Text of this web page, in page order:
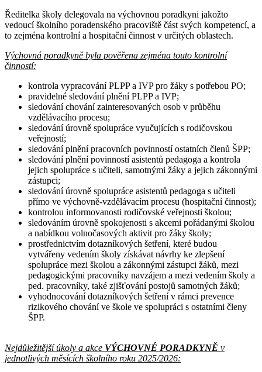
Ředitelka školy delegovala na výchovnou poradkyni jakožto
vedoucí školního poradenského pracoviště část svých kompetencí, a
to zejména kontrolní a hospitační činnost v určitých oblastech.
Výchovná poradkyně byla pověřena zejména touto kontrolní
činností:
kontrola vypracování PLPP a IVP pro žáky s potřebou PO;
pravidelné sledování plnění PLPP a IVP;
sledování chování zainteresovaných osob v průběhu
vzdělávacího procesu;
sledování úrovně spolupráce vyučujících s rodičovskou
veřejností;
sledování plnění pracovních povinností ostatních členů ŠPP;
sledování plnění povinností asistentů pedagoga a kontrola
jejich spolupráce s učiteli, samotnými žáky a jejich zákonnými
zástupci;
sledování úrovně spolupráce asistentů pedagoga s učiteli
přímo ve výchovně-vzdělávacím procesu (hospitační činnost);
kontrolou informovanosti rodičovské veřejnosti školou;
sledováním úrovně spokojenosti s akcemi pořádanými školou
a nabídkou volnočasových aktivit pro žáky školy;
prostřednictvím dotazníkových šetření, které budou
vytvářeny vedením školy získávat návrhy ke zlepšení
spolupráce mezi školou a zákonnými zástupci žáků, mezi
pedagogickými pracovníky navzájem a mezi vedením školy a
ped. pracovníky, také zjišťování postojů samotných žáků;
vyhodnocování dotazníkových šetření v rámci prevence
rizikového chování ve škole ve spolupráci s ostatními členy
ŠPP.
Nejdůležitější úkoly a akce VÝCHOVNÉ PORADKYNĚ v
jednotlivých měsících školního roku 2025/2026: